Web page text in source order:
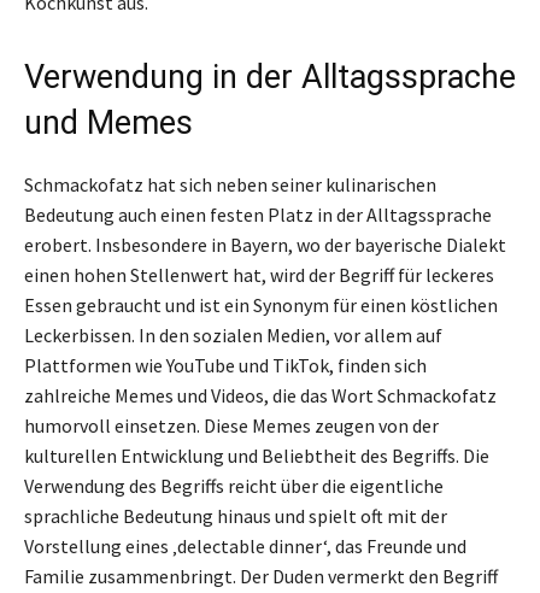
Verwendung in der Alltagssprache
und Memes
Schmackofatz hat sich neben seiner kulinarischen
Bedeutung auch einen festen Platz in der Alltagssprache
erobert. Insbesondere in Bayern, wo der bayerische Dialekt
einen hohen Stellenwert hat, wird der Begriff für leckeres
Essen gebraucht und ist ein Synonym für einen köstlichen
Leckerbissen. In den sozialen Medien, vor allem auf
Plattformen wie YouTube und TikTok, finden sich
zahlreiche Memes und Videos, die das Wort Schmackofatz
humorvoll einsetzen. Diese Memes zeugen von der
kulturellen Entwicklung und Beliebtheit des Begriffs. Die
Verwendung des Begriffs reicht über die eigentliche
sprachliche Bedeutung hinaus und spielt oft mit der
Vorstellung eines ‚delectable dinner‘, das Freunde und
Familie zusammenbringt. Der Duden vermerkt den Begriff